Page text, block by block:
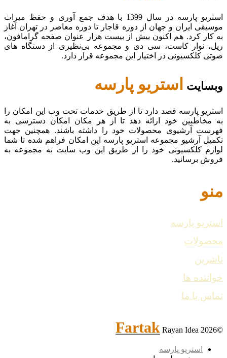
استریو پارسه در سال 1399 با هدف جمع آوری و حفظ میراث
موسیقی ایران و جهان از دوره قاجار تا دوره معاصر در تهران آغاز
به کار کرد. هم اکنون بیش از بیست هزار عنوان صفحه گرامافون،
ریل، نوار کاست، سی دی و مجموعه بی‌نظیری از دستگاه های
صوتی کلکسیونی در اختیار این مجموعه قرار دارد.
وبسایت استریو پارسه
استریو پارسه قصد دارد تا از طریق خدمات تحت وب این امکان را
به مخاطبین خود ارائه دهد تا از هر مکان امکان دسترسی به
فهرست آرشیوی محصولات خود را داشته باشند. همچنین جهت
تکمیل آرشیو مجموعه استریو پارسه این امکان فراهم شده تا شما
لوازم کلکسیونی خود را از طریق این وب سایت به مجموعه به
فروش برسانید.
منو
استریو پارسه
محصولات
ناشرین
خواننده ها
تماس با ما
©2026
FartakRayan Idea
استریو پارسه